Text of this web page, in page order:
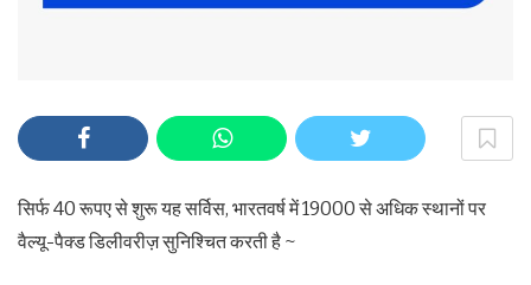
सिर्फ 40 रूपए से शुरू यह सर्विस, भारतवर्ष में 19000 से अधिक स्थानों पर
वैल्यू-पैक्ड डिलीवरीज़ सुनिश्चित करती है ~